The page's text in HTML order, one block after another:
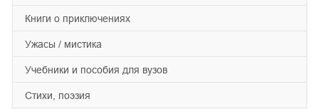
книги о приключениях
ужасы / мистика
учебники и пособия для вузов
cтихи, поэзия